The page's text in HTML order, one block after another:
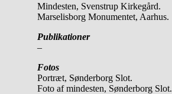
Mindesten, Svenstrup Kirkegård.
Marselisborg Monumentet, Aarhus.
Publikationer
–
Fotos
Portræt, Sønderborg Slot.
Foto af mindesten, Sønderborg Slot.